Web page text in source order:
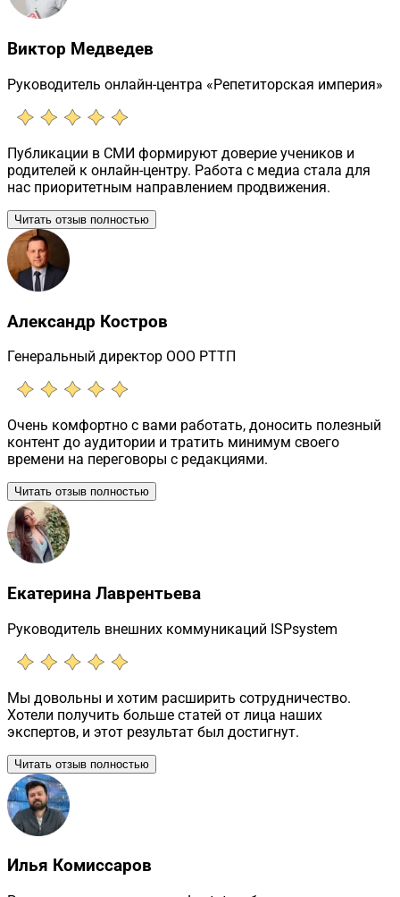
Виктор Медведев
Руководитель онлайн-центра «Репетиторская империя»
Публикации в СМИ формируют доверие учеников и
родителей к онлайн-центру. Работа с медиа стала для
нас приоритетным направлением продвижения.
Читать отзыв полностью
Александр Костров
Генеральный директор ООО РТТП
Очень комфортно с вами работать, доносить полезный
контент до аудитории и тратить минимум своего
времени на переговоры с редакциями.
Читать отзыв полностью
Екатерина Лаврентьева
Руководитель внешних коммуникаций ISPsystem
Мы довольны и хотим расширить сотрудничество.
Хотели получить больше статей от лица наших
экспертов, и этот результат был достигнут.
Читать отзыв полностью
Илья Комиссаров